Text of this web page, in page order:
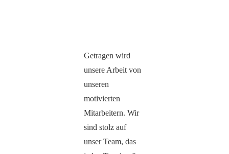
Getragen wird
unsere Arbeit von
unseren
motivierten
Mitarbeitern. Wir
sind stolz auf
unser Team, das